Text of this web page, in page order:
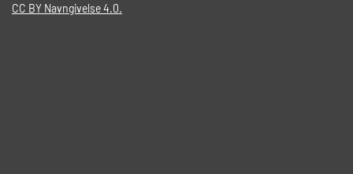
CC BY Navngivelse 4.0.